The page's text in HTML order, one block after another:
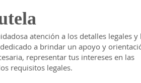
atención a los detalles legales y
a brindar un apoyo y
representar tus intereses en las
requisitos legales.